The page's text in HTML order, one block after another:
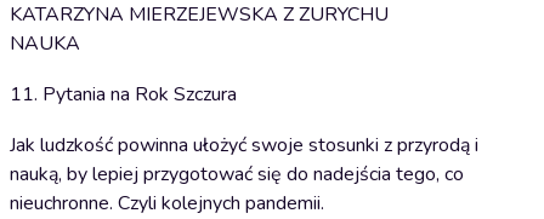
KATARZYNA MIERZEJEWSKA Z ZURYCHU
NAUKA
11. Pytania na Rok Szczura
Jak ludzkość powinna ułożyć swoje stosunki z przyrodą i
nauką, by lepiej przygotować się do nadejścia tego, co
nieuchronne. Czyli kolejnych pandemii.